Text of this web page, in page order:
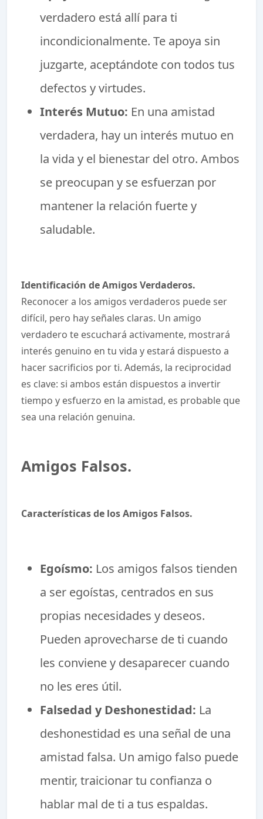
verdadero está allí para ti
incondicionalmente. Te apoya sin
juzgarte, aceptándote con todos tus
defectos y virtudes.
Interés Mutuo: En una amistad
verdadera, hay un interés mutuo en
la vida y el bienestar del otro. Ambos
se preocupan y se esfuerzan por
mantener la relación fuerte y
saludable.
Identificación de Amigos Verdaderos.
Reconocer a los amigos verdaderos puede ser
difícil, pero hay señales claras. Un amigo
verdadero te escuchará activamente, mostrará
interés genuino en tu vida y estará dispuesto a
hacer sacrificios por ti. Además, la reciprocidad
es clave: si ambos están dispuestos a invertir
tiempo y esfuerzo en la amistad, es probable que
sea una relación genuina.
Amigos Falsos.
Características de los Amigos Falsos.
Egoísmo: Los amigos falsos tienden
a ser egoístas, centrados en sus
propias necesidades y deseos.
Pueden aprovecharse de ti cuando
les conviene y desaparecer cuando
no les eres útil.
Falsedad y Deshonestidad: La
deshonestidad es una señal de una
amistad falsa. Un amigo falso puede
mentir, traicionar tu confianza o
hablar mal de ti a tus espaldas.